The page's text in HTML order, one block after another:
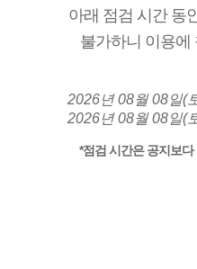
아래 점검 시간 동
불가하니 이용에
2026년 08월 08일(
2026년 08월 08일(
*점검 시간은 공지보